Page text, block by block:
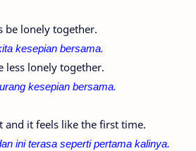
be lonely together.
kesepian bersama.
less lonely together.
kesepian bersama.
and it feels like the first time.
ini terasa seperti pertama kalinya.